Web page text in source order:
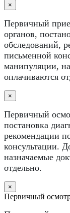
×
Первичный
органов,
обследований,
письменной
манипуляции,
оплачиваются
×
Первичный
постановка
рекомендации
консультации.
назначаемые
отдельно.
×
Первичный